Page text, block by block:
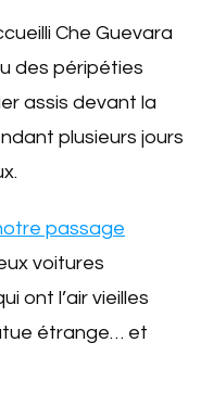
Che Guevara
des péripéties
assis devant la
plusieurs jours
passage
voitures
ont l’air vieilles
étrange… et